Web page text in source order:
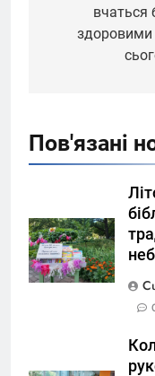
вчаться
Пов'язані